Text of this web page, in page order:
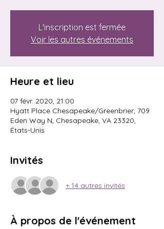
L'inscription est fermée
Voir les autres événements
Heure et lieu
07 févr. 2020, 21:00
Hyatt Place Chesapeake/Greenbrier, 709
Eden Way N, Chesapeake, VA 23320,
États-Unis
Invités
+ 14 autres invités
À propos de l'événement